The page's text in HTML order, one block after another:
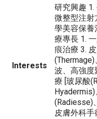
Interests
研究興趣
微整型注射
學美容保養
療專長 1.
痕治療 3.
波、高強度
療 [玻尿酸
(Radiesse)
皮膚外科